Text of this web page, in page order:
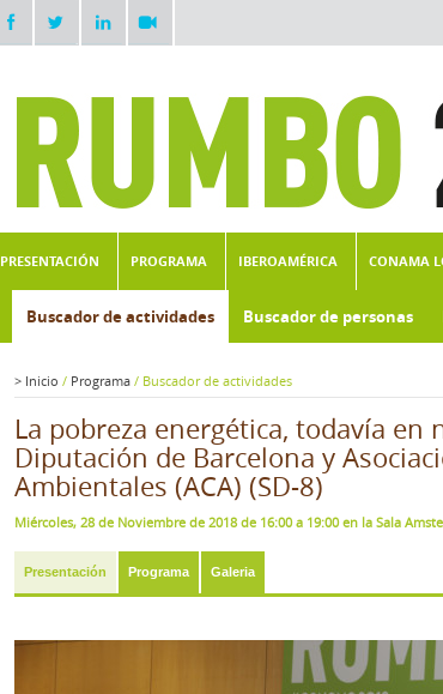
PRESENTACIÓN PROGRAMA IBEROAMÉRICA CONAMA
Buscador de actividades Buscador de personas
> Inicio / Programa / Buscador de actividades
La pobreza energética, todavía en
Diputación de Barcelona y
Ambientales (ACA) (SD-8)
Miércoles, 28 de Noviembre de 2018 de 16:00 a 19:00 en la Sala
Presentación Programa Galeria